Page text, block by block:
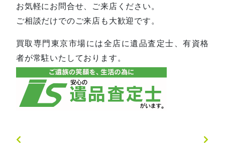
お気軽にお問合せ、ご来店ください。
ご相談だけでのご来店も大歓迎です。
買取専門東京市場には全店に遺品査定士、有資格
者が常駐いたしております。